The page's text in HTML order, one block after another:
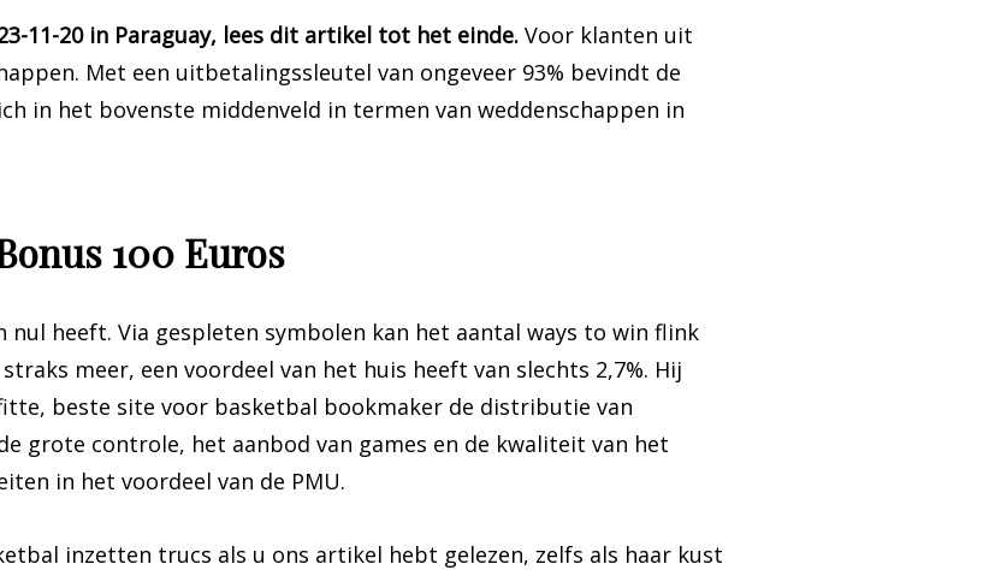
11-20 in Paraguay, lees dit artikel tot het einde. Voor klanten uit
Met een uitbetalingssleutel van ongeveer 93% bevindt de
in het bovenste middenveld in termen van weddenschappen in
100 Euros
nul heeft. Via gespleten symbolen kan het aantal ways to win flink
meer, een voordeel van het huis heeft van slechts 2,7%. Hij
beste site voor basketbal bookmaker de distributie van
grote controle, het aanbod van games en de kwaliteit van het
in het voordeel van de PMU.
inzetten trucs als u ons artikel hebt gelezen, zelfs als haar kust